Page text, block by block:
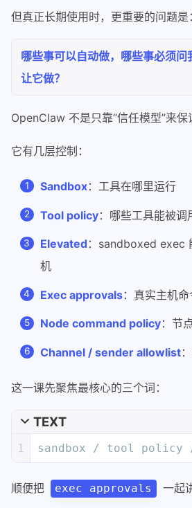
但真正长期使用时，更重要的问题是：
哪些事可以自动做，哪些事必须问
让它做？
OpenClaw 不是只靠“信任模型”来保
它有几层控制：
Sandbox：工具在哪里运行
Tool policy：哪些工具能被调
Elevated ：sandboxed exec
机
Exec approvals：真实主机
Node command policy：节
Channel / sender allowlist
这一课先聚焦最核心的三个词：
TEXT
1 sandbox / tool policy
顺便把 exec approvals 一起